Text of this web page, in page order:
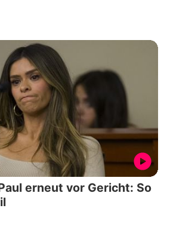
erneut vor Gericht: So